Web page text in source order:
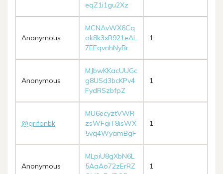
eqZ1i1gu2Xz
Anonymous
MCNAvWX6Cq
ok8k3xR921eAL
7EFqvnhNyBr
1
Anonymous
MJbwKKacUUGc
g8USd3bcKPv4
FydRSzbfpZ
1
@grifonbk
MU6ecyztVWR
zsWFgiT8isWX
5vq4WyamBgF
1
Anonymous
MLpiU8gXbN6L
5AaAo72zErRZ
1